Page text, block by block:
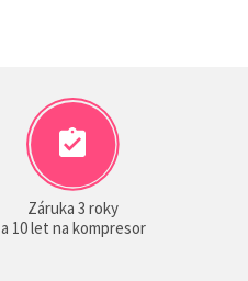
Záruka 3 roky
a 10 let na kompresor